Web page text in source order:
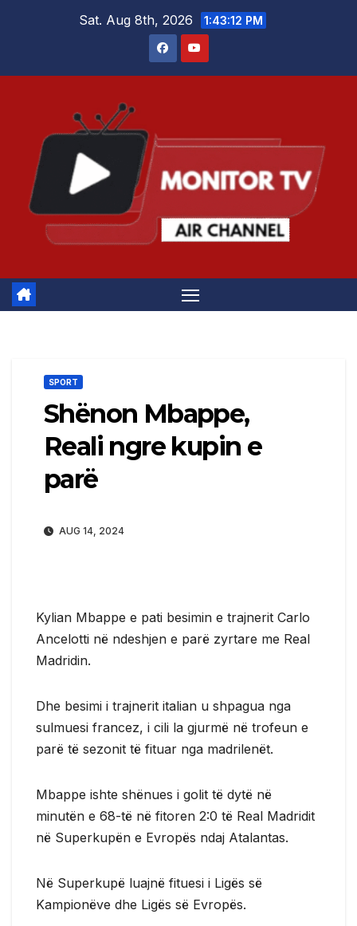
Sat. Aug 8th, 2026 1:43:12 PM
SPORT
Shënon Mbappe,
Reali ngre kupin e
parë
AUG 14, 2024
Kylian Mbappe e pati besimin e trajnerit Carlo
Ancelotti në ndeshjen e parë zyrtare me Real
Madridin.
Dhe besimi i trajnerit italian u shpagua nga
sulmuesi francez, i cili la gjurmë në trofeun e
parë të sezonit të fituar nga madrilenët.
Mbappe ishte shënues i golit të dytë në
minutën e 68-të në fitoren 2:0 të Real Madridit
në Superkupën e Evropës ndaj Atalantas.
Në Superkupë luajnë fituesi i Ligës së
Kampionëve dhe Ligës së Evropës.